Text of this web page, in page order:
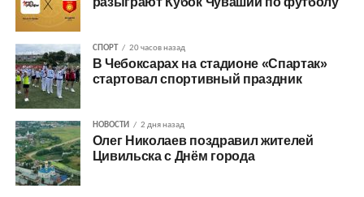
СПОРТ 20 часов назад
В Чебоксарах на стадионе «Спартак»
стартовал спортивный праздник
НОВОСТИ 2 дня назад
Олег Николаев поздравил жителей
Цивильска с Днём города